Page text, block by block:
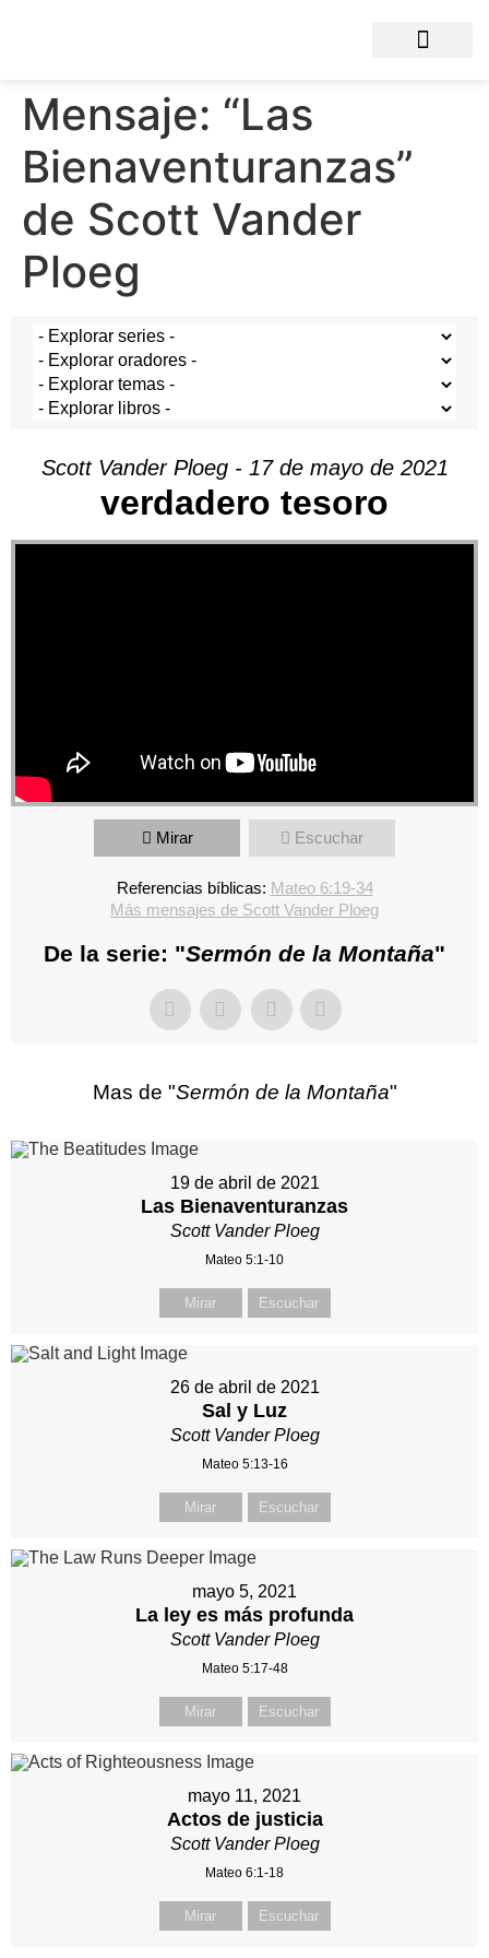
Mensaje: “Las
Bienaventuranzas”
de Scott Vander
Ploeg
Scott Vander Ploeg - 17 de mayo de 2021
verdadero tesoro
Mirar Escuchar
Referencias bíblicas: Mateo 6:19-34
Más mensajes de Scott Vander Ploeg
De la serie: "Sermón de la Montaña"
Mas de "Sermón de la Montaña"
19 de abril de 2021
Las Bienaventuranzas
Scott Vander Ploeg
Mateo 5:1-10
Mirar Escuchar
26 de abril de 2021
Sal y Luz
Scott Vander Ploeg
Mateo 5:13-16
Mirar Escuchar
mayo 5, 2021
La ley es más profunda
Scott Vander Ploeg
Mateo 5:17-48
Mirar Escuchar
mayo 11, 2021
Actos de justicia
Scott Vander Ploeg
Mateo 6:1-18
Mirar Escuchar